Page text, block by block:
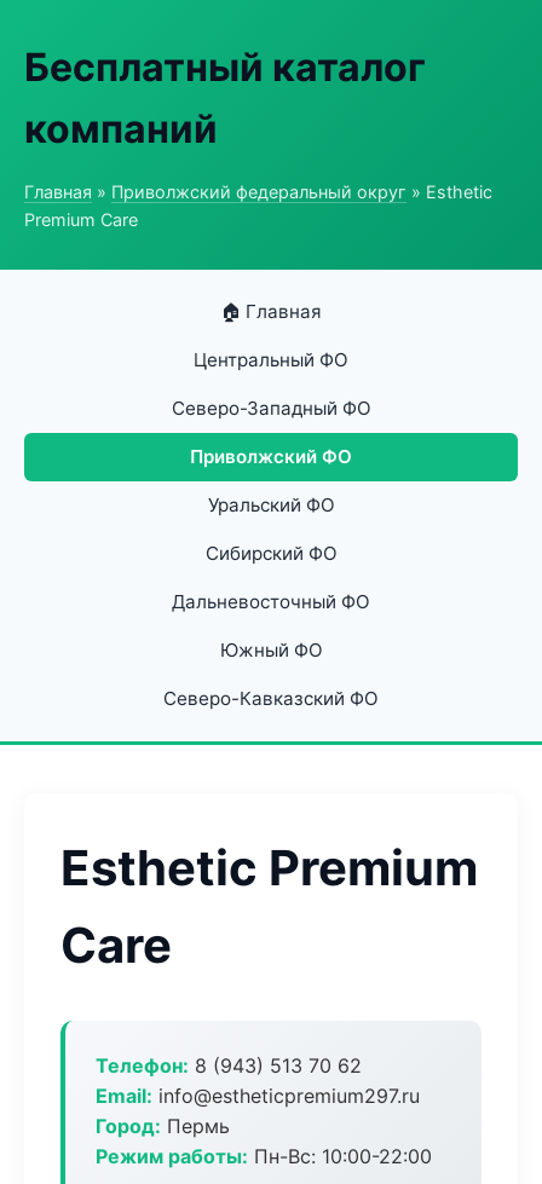
Бесплатный каталог
компаний
Главная » Приволжский федеральный округ » Esthetic
Premium Care
🏠 Главная
Центральный ФО
Северо-Западный ФО
Приволжский ФО
Уральский ФО
Сибирский ФО
Дальневосточный ФО
Южный ФО
Северо-Кавказский ФО
Esthetic Premium
Care
Телефон: 8 (943) 513 70 62
Email: info@estheticpremium297.ru
Город: Пермь
Режим работы: Пн-Вс: 10:00-22:00